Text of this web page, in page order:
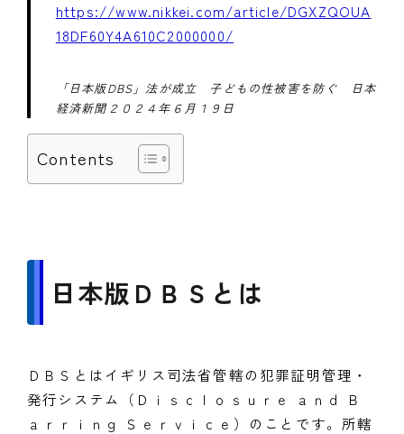
https://www.nikkei.com/article/DGXZQOUA
18DF60Y4A610C2000000/
「日本版DBS」法が成立 子どもの性被害を防ぐ 日本
経済新聞２０２４年６月１９日
Contents
日本版ＤＢＳとは
ＤＢＳとはイギリス司法省管轄の犯罪証明管理・
発行システム（Ｄｉｓｃｌｏｓｕｒｅ ａｎｄ Ｂ
ａｒｒｉｎｇ Ｓｅｒｖｉｃｅ）のことです。所轄